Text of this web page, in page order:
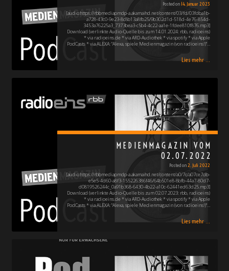
Posted on 14. Januar 2023
[audio:https://rbbmediapmdp-a.akamaihd.net/content/03/fd/03fdba1b-
a728-43c0-9e23-8c8b13a8fb25/9b302d1d-518d-4e76-854d-
3453a76225a3_7373bea3-c5b4-4c22-aa1e-1fdee810f876.mp3]
Download (verlinkte Audio-Quelle bis zum 14.01.2024: rbb, radioeins)
* via radioeins.de * via ARD-Audiothek * via spotify * via Apple
PodCasts * via ALEXA: "Alexa, spiele Medienmagazin (von radioeins!)"…
Lies mehr ...
MEDIENMAGAZIN VOM
02.07.2022
Posted on2. Juli 2022
[audio:https://rbbmediapmdp-a.akamaihd.net/content/a0/7c/a07ce7db-
e5e5-4d60-a8f3-155226386f46/64b501e8-8bfb-44a7-80d7-
d0819526244c_0a91b368-6430-4b22-a10c-62441ed63d25.mp3]
Download (verlinkte Audio-Quelle bis zum 02.07.2023: rbb, radioeins)
* via radioeins.de * via ARD-Audiothek * via spotify * via Apple
PodCasts * via ALEXA: "Alexa, spiele Medienmagazin (von radioeins!)"…
Lies mehr ...